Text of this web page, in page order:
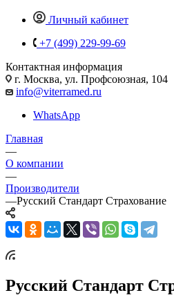
Личный кабинет
+7 (499) 229-99-69
Контактная информация
г. Москва, ул. Профсоюзная, 104
info@viterramed.ru
WhatsApp
Главная
—
О компании
—
Производители
—Русский Стандарт Страхование
Русский Стандарт